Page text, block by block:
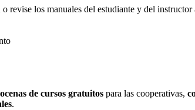
revise los manuales del estudiante y del
de cursos gratuitos para las cooperativas,
.